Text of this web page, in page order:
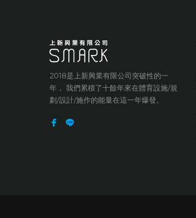
2018是上新興業有限公司突破性的一
年， 我們累積了十餘年來在體育設施/規
劃/設計/施作的能量在這一年爆發。